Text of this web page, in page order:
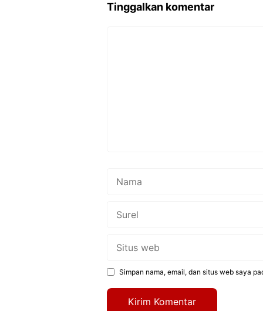
Tinggalkan komentar
Simpan nama, email, dan situs web saya